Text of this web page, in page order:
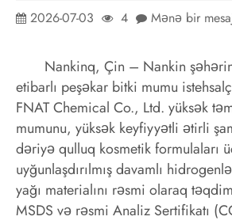
2026-07-03 4 Mənə bir
Nankinq, Çin – Nankin
etibarlı peşəkar bitki mumu
FNAT Chemical Co., Ltd. yüksək
mumunu, yüksək keyfiyyətli ətirli
dəriyə qulluq kosmetik formulaları
uyğunlaşdırılmış davamlı
yağı materialını rəsmi olaraq
MSDS və rəsmi Analiz Sertifikatı